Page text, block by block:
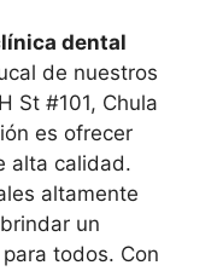
dental
de nuestros
St #101, Chula
es ofrecer
alta calidad.
altamente
un
todos. Con